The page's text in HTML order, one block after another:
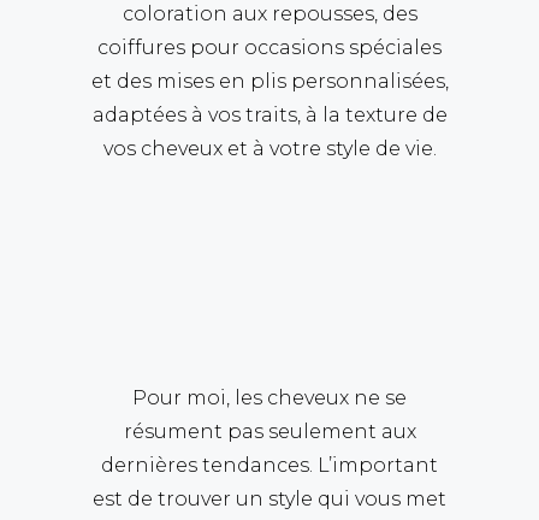
coloration aux repousses, des
coiffures pour occasions spéciales
et des mises en plis personnalisées,
adaptées à vos traits, à la texture de
vos cheveux et à votre style de vie.
Pour moi, les cheveux ne se
résument pas seulement aux
dernières tendances. L’important
est de trouver un style qui vous met